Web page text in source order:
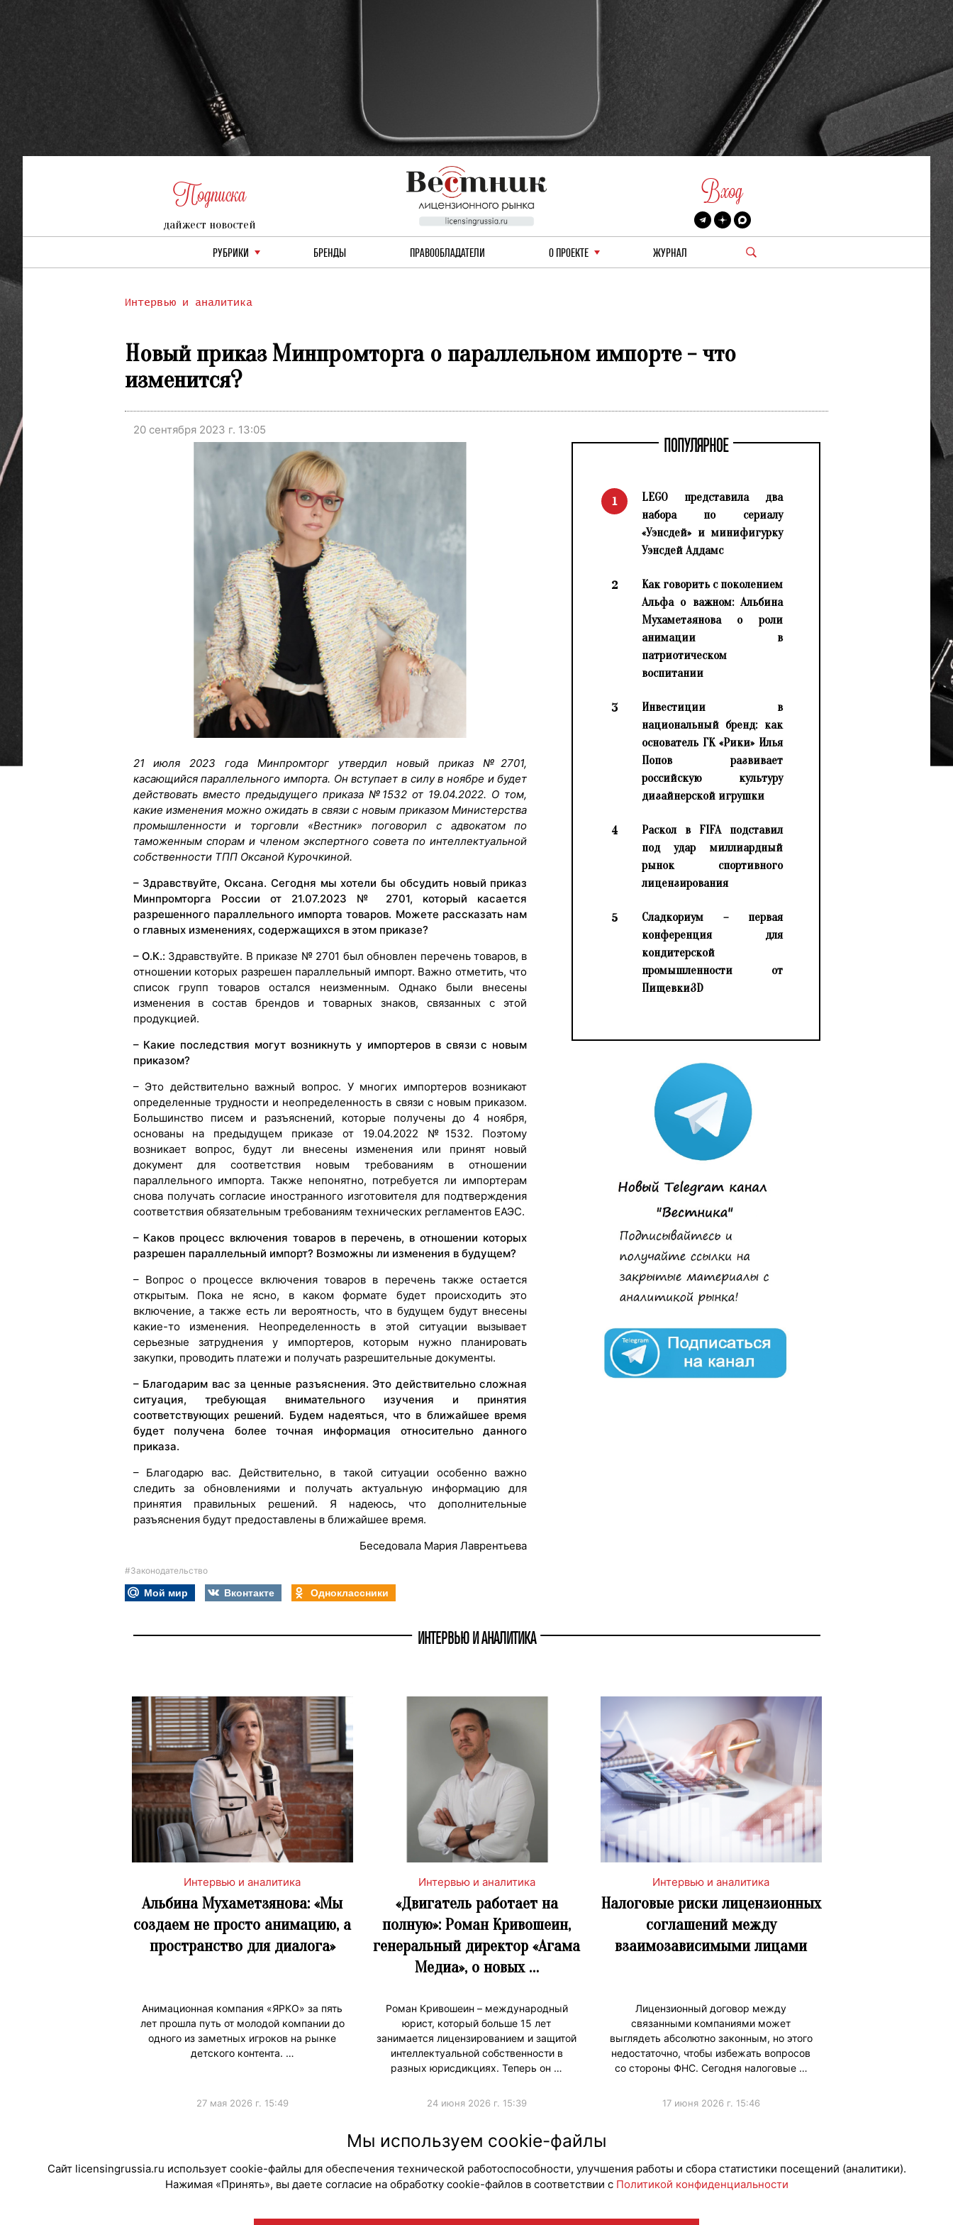
Подписка
дайжест новостей
Вход
РУБРИКИ БРЕНДЫ ПРАВООБЛАДАТЕЛИ О ПРОЕКТЕ ЖУРНАЛ
Интервью и аналитика
Новый приказ Минпромторга о параллельном импорте - что
изменится?
20 сентября 2023 г. 13:05
21 июля 2023 года Минпромторг утвердил новый приказ №2701,
касающийся параллельного импорта. Он вступает в силу в ноябре и будет
действовать вместо предыдущего приказа №1532 от 19.04.2022. О том,
какие изменения можно ожидать в связи с новым приказом Министерства
промышленности и торговли «Вестник» поговорил с адвокатом по
таможенным спорам и членом экспертного совета по интеллектуальной
собственности ТПП Оксаной Курочкиной.
– Здравствуйте, Оксана. Сегодня мы хотели бы обсудить новый приказ
Минпромторга России от 21.07.2023 № 2701, который касается
разрешенного параллельного импорта товаров. Можете рассказать нам
о главных изменениях, содержащихся в этом приказе?
– О.К.: Здравствуйте. В приказе № 2701 был обновлен перечень товаров, в
отношении которых разрешен параллельный импорт. Важно отметить, что
список групп товаров остался неизменным. Однако были внесены
изменения в состав брендов и товарных знаков, связанных с этой
продукцией.
– Какие последствия могут возникнуть у импортеров в связи с новым
приказом?
– Это действительно важный вопрос. У многих импортеров возникают
определенные трудности и неопределенность в связи с новым приказом.
Большинство писем и разъяснений, которые получены до 4 ноября,
основаны на предыдущем приказе от 19.04.2022 №1532. Поэтому
возникает вопрос, будут ли внесены изменения или принят новый
документ для соответствия новым требованиям в отношении
параллельного импорта. Также непонятно, потребуется ли импортерам
снова получать согласие иностранного изготовителя для подтверждения
соответствия обязательным требованиям технических регламентов ЕАЭС.
– Каков процесс включения товаров в перечень, в отношении которых
разрешен параллельный импорт? Возможны ли изменения в будущем?
– Вопрос о процессе включения товаров в перечень также остается
открытым. Пока не ясно, в каком формате будет происходить это
включение, а также есть ли вероятность, что в будущем будут внесены
какие-то изменения. Неопределенность в этой ситуации вызывает
серьезные затруднения у импортеров, которым нужно планировать
закупки, проводить платежи и получать разрешительные документы.
– Благодарим вас за ценные разъяснения. Это действительно сложная
ситуация, требующая внимательного изучения и принятия
соответствующих решений. Будем надеяться, что в ближайшее время
будет получена более точная информация относительно данного
приказа.
– Благодарю вас. Действительно, в такой ситуации особенно важно
следить за обновлениями и получать актуальную информацию для
принятия правильных решений. Я надеюсь, что дополнительные
разъяснения будут предоставлены в ближайшее время.
Беседовала Мария Лаврентьева
ПОПУЛЯРНОЕ
1
LEGO представила два
набора по сериалу
«Уэнсдей» и минифигурку
Уэнсдей Аддамс
2
Как говорить с поколением
Альфа о важном: Альбина
Мухаметзянова о роли
анимации в
патриотическом
воспитании
3
Инвестиции в
национальный бренд: как
основатель ГК «Рики» Илья
Попов развивает
российскую культуру
дизайнерской игрушки
4
Раскол в FIFA подставил
под удар миллиардный
рынок спортивного
лицензирования
5
Сладкориум – первая
конференция для
кондитерской
промышленности от
Пищевки3D
#Законодательство
Мой мир Вконтакте Одноклассники
ИНТЕРВЬЮ И АНАЛИТИКА
Интервью и аналитика
Альбина Мухаметзянова: «Мы
создаем не просто анимацию, а
пространство для диалога»
Анимационная компания «ЯРКО» за пять
лет прошла путь от молодой компании до
одного из заметных игроков на рынке
детского контента. …
27 мая 2026 г. 15:49
Интервью и аналитика
«Двигатель работает на
полную»: Роман Кривошеин,
генеральный директор «Агама
Медиа», о новых …
Роман Кривошеин – международный
юрист, который больше 15 лет
занимается лицензированием и защитой
интеллектуальной собственности в
разных юрисдикциях. Теперь он …
24 июня 2026 г. 15:39
Интервью и аналитика
Налоговые риски лицензионных
соглашений между
взаимозависимыми лицами
Лицензионный договор между
связанными компаниями может
выглядеть абсолютно законным, но этого
недостаточно, чтобы избежать вопросов
со стороны ФНС. Сегодня налоговые …
17 июня 2026 г. 15:46
Мы используем cookie-файлы
Сайт licensingrussia.ru использует cookie-файлы для обеспечения технической работоспособности, улучшения работы и сбора статистики посещений (аналитики).
Нажимая «Принять», вы даете согласие на обработку cookie-файлов в соответствии с Политикой конфиденциальности